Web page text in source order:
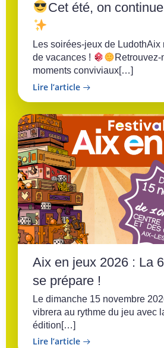
Cet été, on
Les soirées-jeux de LudothAix
de vacances !
moments conviviaux[…]
Lire l’article
Aix en jeux 2026 : La
se prépare !
Le dimanche 15 novembre
vibrera au rythme du jeu avec
édition[…]
Lire l’article